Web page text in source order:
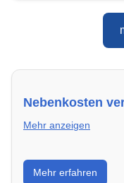
Nebenkosten
Mehr anzeigen
Erfahre, welche
wie du deine
Mehr erfahren